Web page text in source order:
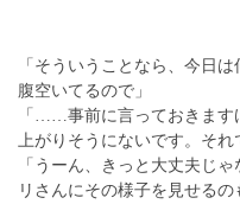
「そういうことなら、今日
腹空いてるので」
「……事前に言っておきます
上がりそうにないです。それ
「うーん、きっと大丈夫じ
リさんにその様子を見せるの